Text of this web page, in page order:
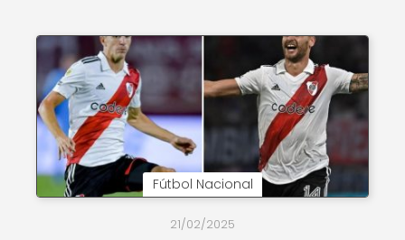
Fútbol Nacional
21/02/2025